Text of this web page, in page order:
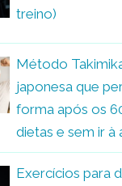
treino)
Método
japonesa que
forma após os
dietas e sem ir à
Exercícios para